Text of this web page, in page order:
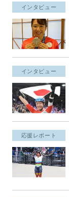
インタビュー
インタビュー
応援レポート